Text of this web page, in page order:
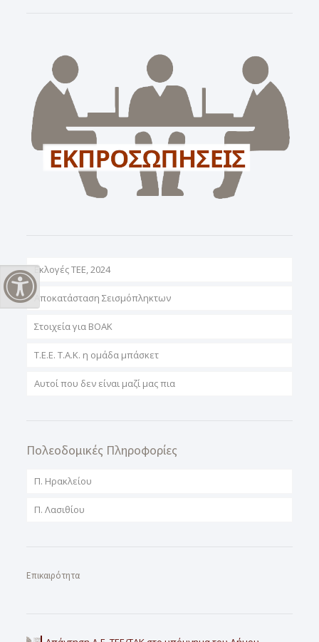
Εναλλαγή Υψηλής Αντίθεσης
Εκλογές ΤΕΕ, 2024
Αποκατάσταση Σεισμόπληκτων
Στοιχεία για ΒΟΑΚ
T.E.E. T.A.K. η ομάδα μπάσκετ
Αυτοί που δεν είναι μαζί μας πια
Πολεοδομικές Πληροφορίες
Π. Ηρακλείου
Π. Λασιθίου
Επικαιρότητα